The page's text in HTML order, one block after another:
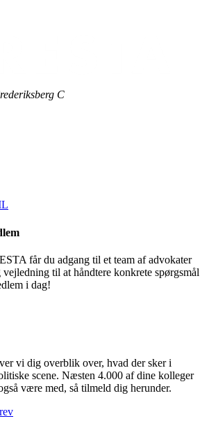
C
får du adgang til et team af advokater
til at håndtere konkrete spørgsmål
i dag!
vi dig overblik over, hvad der sker i
scene. Næsten 4.000 af dine kolleger
være med, så tilmeld dig herunder.